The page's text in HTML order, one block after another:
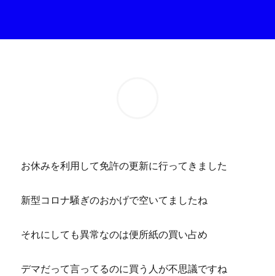
お休みを利用して免許の更新に行ってきました
新型コロナ騒ぎのおかげで空いてましたね
それにしても異常なのは便所紙の買い占め
デマだって言ってるのに買う人が不思議ですね